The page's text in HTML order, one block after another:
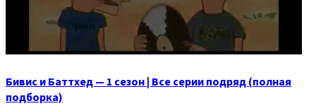
Бивис и Баттхед — 1 сезон | Все серии подряд (полная
подборка)